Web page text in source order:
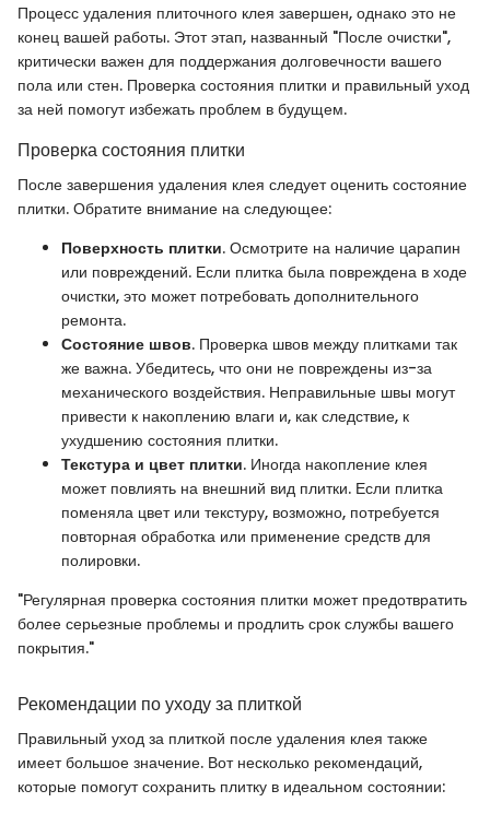
Процесс удаления плиточного клея завершен, однако это не
конец вашей работы. Этот этап, названный "После очистки",
критически важен для поддержания долговечности вашего
пола или стен. Проверка состояния плитки и правильный уход
за ней помогут избежать проблем в будущем.
Проверка состояния плитки
После завершения удаления клея следует оценить состояние
плитки. Обратите внимание на следующее:
Поверхность плитки. Осмотрите на наличие царапин
или повреждений. Если плитка была повреждена в ходе
очистки, это может потребовать дополнительного
ремонта.
Состояние швов. Проверка швов между плитками так
же важна. Убедитесь, что они не повреждены из-за
механического воздействия. Неправильные швы могут
привести к накоплению влаги и, как следствие, к
ухудшению состояния плитки.
Текстура и цвет плитки. Иногда накопление клея
может повлиять на внешний вид плитки. Если плитка
поменяла цвет или текстуру, возможно, потребуется
повторная обработка или применение средств для
полировки.
"Регулярная проверка состояния плитки может предотвратить
более серьезные проблемы и продлить срок службы вашего
покрытия."
Рекомендации по уходу за плиткой
Правильный уход за плиткой после удаления клея также
имеет большое значение. Вот несколько рекомендаций,
которые помогут сохранить плитку в идеальном состоянии: